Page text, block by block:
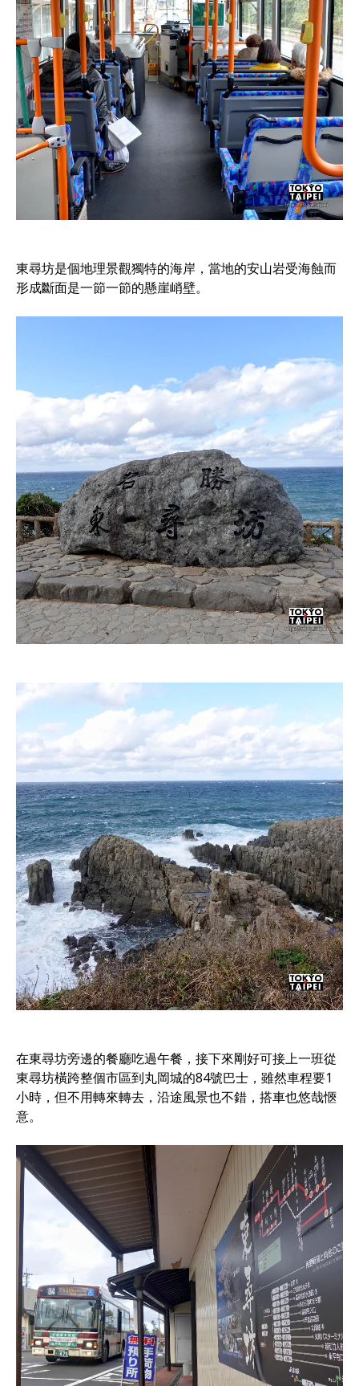
東尋坊是個地理景觀獨特的海岸，當地的安山岩受海蝕而
形成斷面是一節一節的懸崖峭壁。
在東尋坊旁邊的餐廳吃過午餐，接下來剛好可接上一班從
東尋坊橫跨整個市區到丸岡城的84號巴士，雖然車程要1
小時，但不用轉來轉去，沿途風景也不錯，搭車也悠哉愜
意。